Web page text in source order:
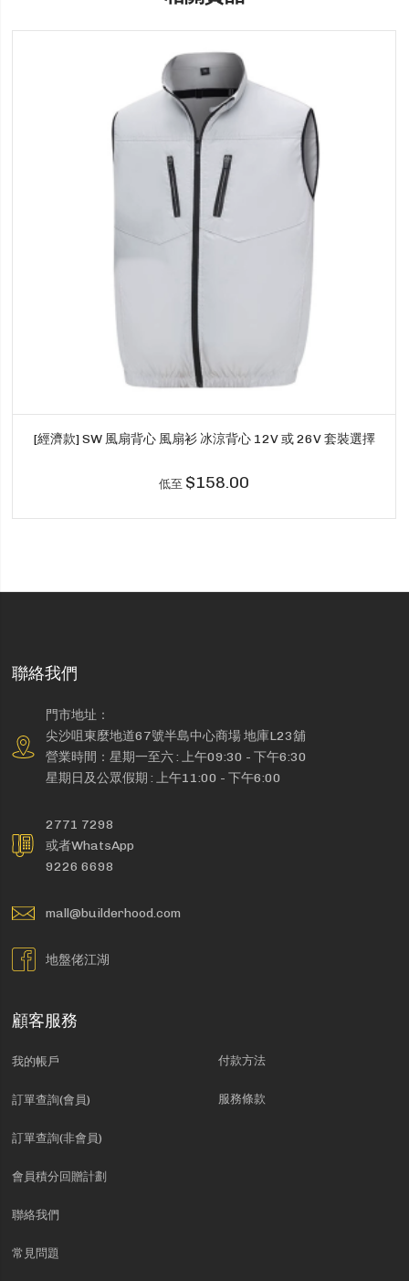
[經濟款] SW 風扇背心 風扇衫 冰涼背心 12V 或 26V 套裝選擇
低至 $158.00
聯絡我們
門市地址：
尖沙咀東麼地道67號半島中心商場 地庫L23舖
營業時間：星期一至六 : 上午09:30 - 下午6:30
星期日及公眾假期 : 上午11:00 - 下午6:00
2771 7298
或者WhatsApp
9226 6698
mall@builderhood.com
地盤佬江湖
顧客服務
我的帳戶
訂單查詢(會員)
訂單查詢(非會員)
會員積分回贈計劃
聯絡我們
常見問題
付款方法
服務條款